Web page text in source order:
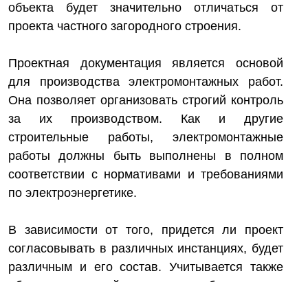
объекта будет значительно отличаться от
проекта частного загородного строения.
Проектная документация является основой
для производства электромонтажных работ.
Она позволяет организовать строгий контроль
за их производством. Как и другие
строительные работы, электромонтажные
работы должны быть выполнены в полном
соответствии с нормативами и требованиями
по электроэнергетике.
В зависимости от того, придется ли проект
согласовывать в различных инстанциях, будет
различным и его состав. Учитывается также